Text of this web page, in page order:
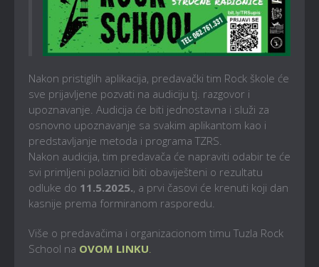
Nakon pristiglih aplikacija, predavački tim Rock škole će
sve prijavljene pozvati na audiciju tj. razgovor i
upoznavanje. Audicija će biti jednostavna i služi za
osnovno upoznavanje sa svakim aplikantom kao i
predstavljanje metoda i programa TZRS.
Nakon audicija, tim predavača će napraviti odabir te će
svi primljeni polaznici biti obaviješteni o rezultatu
odluke do 11.5.2025., a prvi časovi će krenuti koji dan
kasnije prema formiranom rasporedu.
Više o predavačima i organizacionom timu Tuzla Rock
School na OVOM LINKU.